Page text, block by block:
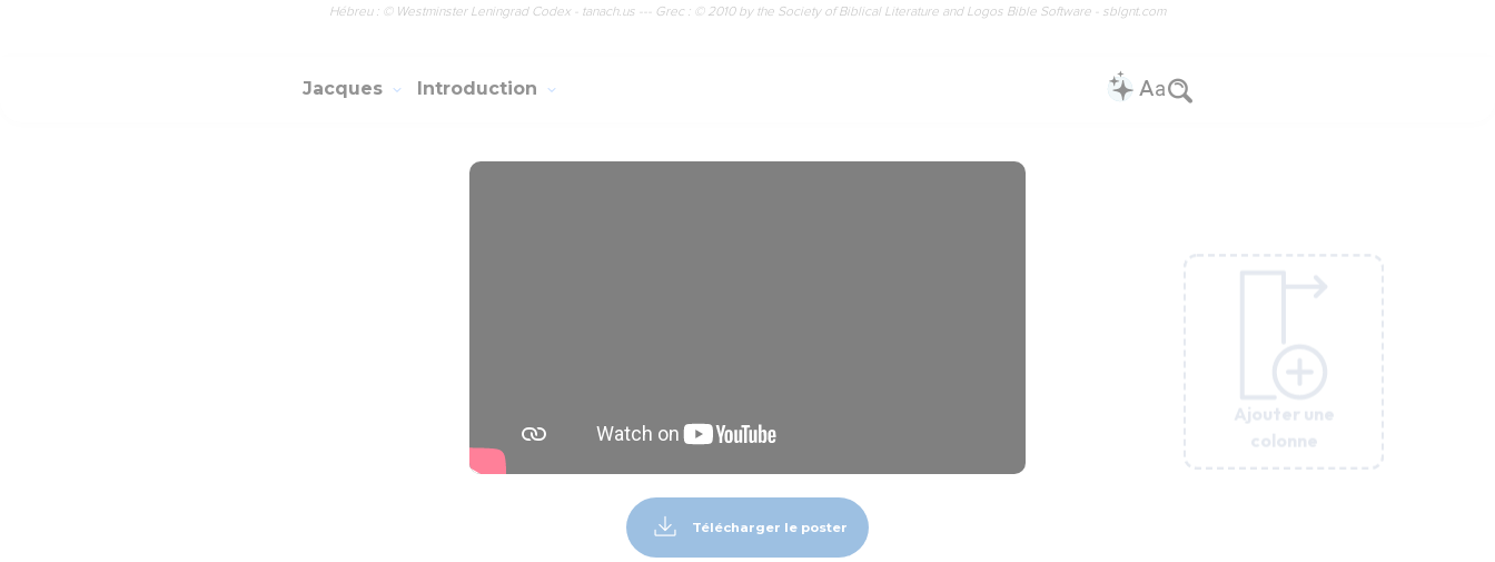
Ajouter une
colonne
Hébreu : © Westminster Leningrad Codex - tanach.us --- Grec : © 2010 by the Society of Biblical Literature and Logos Bible Software - sblgnt.com
Ajouter une
colonne
Jacques Introduction
Télécharger le poster
Ajouter une
colonne
Ajouter une
colonne
Ajouter une
colonne